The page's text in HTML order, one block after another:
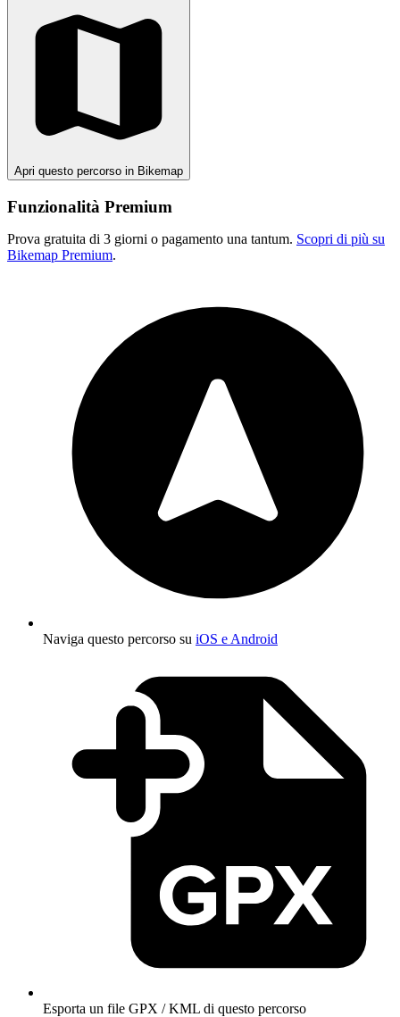
Apri questo percorso in Bikemap
Funzionalità Premium
Prova gratuita di 3 giorni o pagamento una tantum. Scopri di più su
Bikemap Premium.
Naviga questo percorso su iOS e Android
Esporta un file GPX / KML di questo percorso